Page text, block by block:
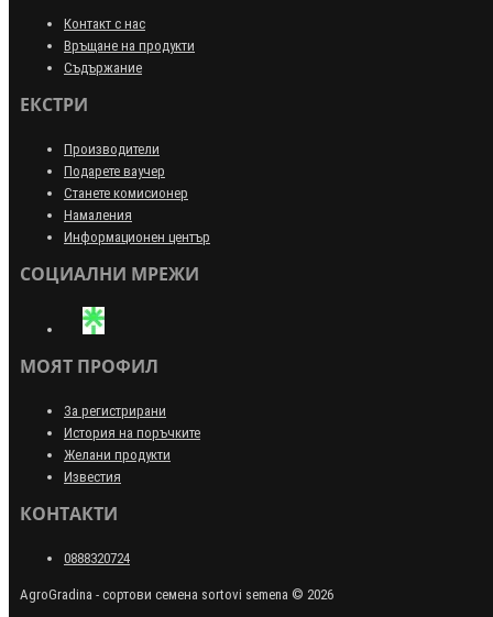
Контакт с нас
Връщане на продукти
Съдържание
ЕКСТРИ
Производители
Подарете ваучер
Станете комисионер
Намаления
Информационен център
СОЦИАЛНИ МРЕЖИ
МОЯТ ПРОФИЛ
За регистрирани
История на поръчките
Желани продукти
Известия
КОНТАКТИ
0888320724
AgroGradina - сортови семена sortovi semena © 2026